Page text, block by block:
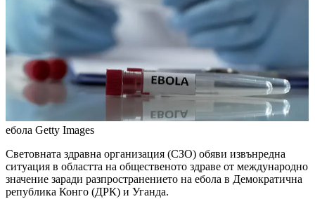
ебола Getty Images
Световната здравна организация (СЗО) обяви извънредна
ситуация в областта на общественото здраве от международно
значение заради разпространението на ебола в Демократична
република Конго (ДРК) и Уганда.